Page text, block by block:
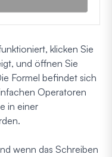
klicken Sie
und öffnen Sie
Formel befindet sich
Operatoren
in einer
wenn das Schreiben